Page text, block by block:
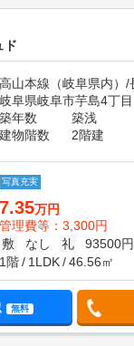
高山本線（岐阜県内）
岐阜県岐阜市芋島4丁目
築年数
築浅
建物階数
2階建
写真充実
7.35万円
管理費等：3,300円
敷
なし 礼
93500円
1階
1LDK 46.56㎡
無料